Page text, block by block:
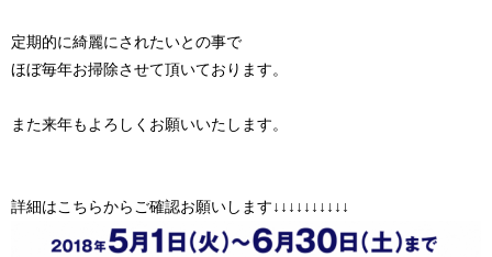
定期的に綺麗にされたいとの事で
ほぼ毎年お掃除させて頂いております。
また来年もよろしくお願いいたします。
詳細はこちらからご確認お願いします↓↓↓↓↓↓↓↓↓↓